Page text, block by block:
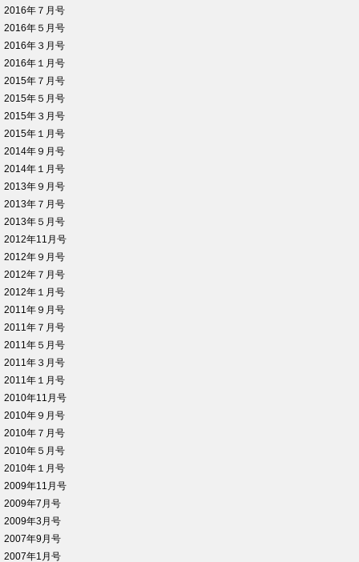
2016年７月号
2016年５月号
2016年３月号
2016年１月号
2015年７月号
2015年５月号
2015年３月号
2015年１月号
2014年９月号
2014年１月号
2013年９月号
2013年７月号
2013年５月号
2012年11月号
2012年９月号
2012年７月号
2012年１月号
2011年９月号
2011年７月号
2011年５月号
2011年３月号
2011年１月号
2010年11月号
2010年９月号
2010年７月号
2010年５月号
2010年１月号
2009年11月号
2009年7月号
2009年3月号
2007年9月号
2007年1月号